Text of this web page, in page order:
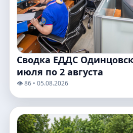
Сводка ЕДДС
июля по 2 августа
👁️ 86 • 05.08.2026